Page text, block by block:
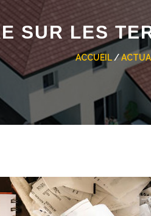
SUR LES
ACCUEIL /